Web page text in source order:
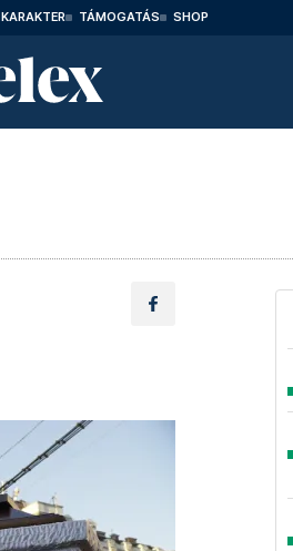
KARAKTER TÁMOGATÁS SHOP